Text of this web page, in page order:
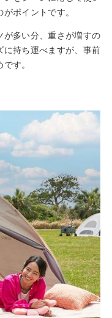
ポイントです。
が多い分、重さが増すの
に持ち運べますが、事前
す。